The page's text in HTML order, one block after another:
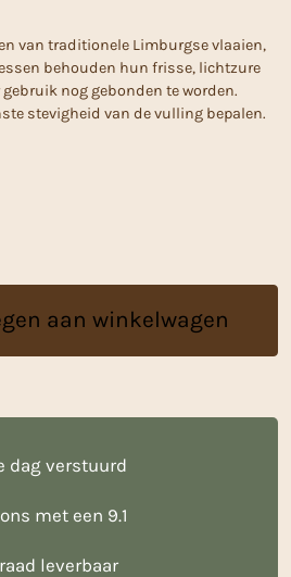
van traditionele Limburgse vlaaien,
behouden hun frisse, lichtzure
nog gebonden te worden.
stevigheid van de vulling bepalen.
aan winkelwagen
dag verstuurd
met een 9.1
leverbaar